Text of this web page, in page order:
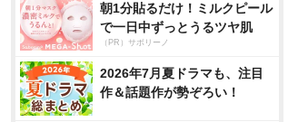
朝1分貼るだけ！ミルクピール
で一日中ずっとうるツヤ肌
（PR）サボリーノ
2026年7月夏ドラマも、注目
作＆話題作が勢ぞろい！